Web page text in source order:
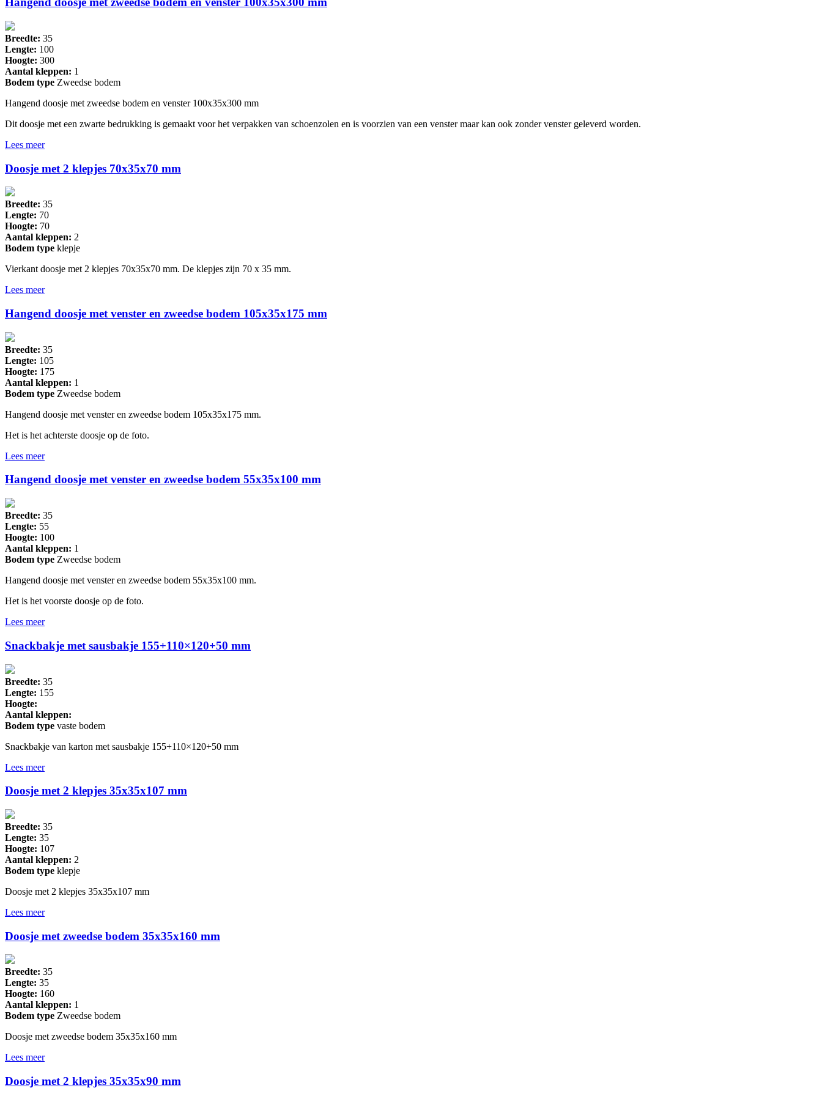
Breedte: 35
Lengte: 100
Hoogte: 300
Aantal kleppen: 1
Bodem type Zweedse bodem
Hangend doosje met zweedse bodem en venster 100x35x300 mm
Dit doosje met een zwarte bedrukking is gemaakt voor het verpakken van schoenzolen en is voorzien van een venster maar kan ook zonder venster geleverd worden.
Lees meer
Doosje met 2 klepjes 70x35x70 mm
Breedte: 35
Lengte: 70
Hoogte: 70
Aantal kleppen: 2
Bodem type klepje
Vierkant doosje met 2 klepjes 70x35x70 mm. De klepjes zijn 70 x 35 mm.
Lees meer
Hangend doosje met venster en zweedse bodem 105x35x175 mm
Breedte: 35
Lengte: 105
Hoogte: 175
Aantal kleppen: 1
Bodem type Zweedse bodem
Hangend doosje met venster en zweedse bodem 105x35x175 mm.
Het is het achterste doosje op de foto.
Lees meer
Hangend doosje met venster en zweedse bodem 55x35x100 mm
Breedte: 35
Lengte: 55
Hoogte: 100
Aantal kleppen: 1
Bodem type Zweedse bodem
Hangend doosje met venster en zweedse bodem 55x35x100 mm.
Het is het voorste doosje op de foto.
Lees meer
Snackbakje met sausbakje 155+110×120+50 mm
Breedte: 35
Lengte: 155
Hoogte:
Aantal kleppen:
Bodem type vaste bodem
Snackbakje van karton met sausbakje 155+110×120+50 mm
Lees meer
Doosje met 2 klepjes 35x35x107 mm
Breedte: 35
Lengte: 35
Hoogte: 107
Aantal kleppen: 2
Bodem type klepje
Doosje met 2 klepjes 35x35x107 mm
Lees meer
Doosje met zweedse bodem 35x35x160 mm
Breedte: 35
Lengte: 35
Hoogte: 160
Aantal kleppen: 1
Bodem type Zweedse bodem
Doosje met zweedse bodem 35x35x160 mm
Lees meer
Doosje met 2 klepjes 35x35x90 mm